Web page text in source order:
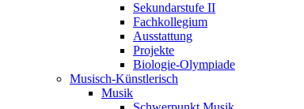
Sekundarstufe II
Fachkollegium
Ausstattung
Projekte
Biologie-Olympiade
Musisch-Künstlerisch
Musik